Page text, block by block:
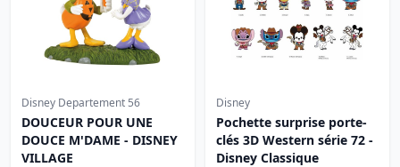
Disney Departement 56
DOUCEUR POUR UNE
DOUCE M'DAME - DISNEY
VILLAGE
Disney
Pochette surprise porte-
clés 3D Western série 72 -
Disney Classique